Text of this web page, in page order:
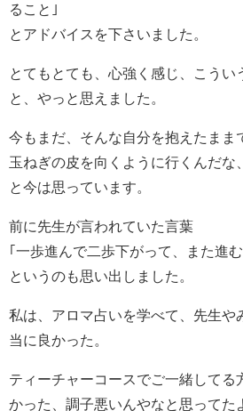
ること｣
とアドバイスを下さいました。
とてもとても、心強く感じ、こうい
と、やっと思えました。
今もまだ、そんな自分を抱えたまま
玉ねぎの皮を向くように行くんだな
と今は思っています。
前に先生が言われていた言葉
｢一歩進んで二歩下がって、また進
というのも思い出しました。
私は、アロマ占いを学べて、先生や
当に良かった。
ティーチャーコースでご一緒してる
かった、調子悪いんやなと思ってた